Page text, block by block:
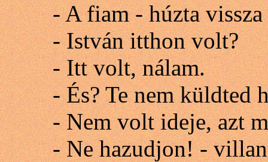
- A fiam - húzta vissza
- István itthon volt?
- Itt volt, nálam.
- És? Te nem küldted
- Nem volt ideje, azt
- Ne hazudjon! - villant